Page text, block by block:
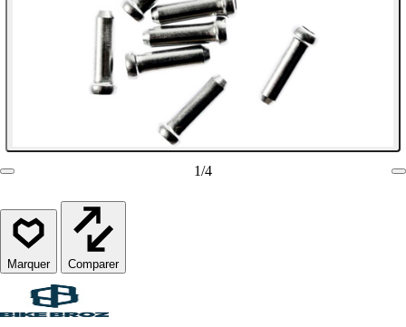
1/4
Comparer